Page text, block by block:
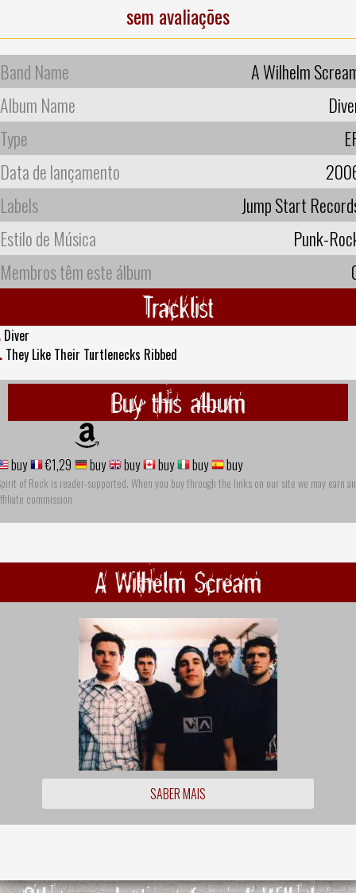
sem avaliações
Band Name
A Wilhelm
Album Name
Type
Data de lançamento
Labels
Jump Start
Estilo de Música
Punk-
Membros têm este álbum
Tracklist
Diver
They Like Their Turtlenecks Ribbed
Buy this album
buy €1,29 buy buy buy buy buy
of Rock is reader-supported. When you buy through the links on our site we may earn an
commission
A Wilhelm Scream
SABER MAIS